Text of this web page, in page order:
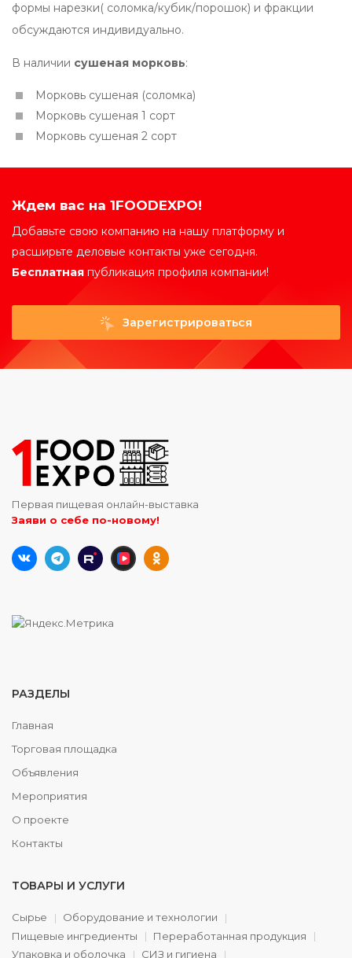
формы нарезки( соломка/кубик/порошок) и фракции
обсуждаются индивидуально.
В наличии сушеная морковь:
Морковь сушеная (соломка)
Морковь сушеная 1 сорт
Морковь сушеная 2 сорт
Ждем вас на 1FOODEXPO!
Добавьте свою компанию на нашу платформу и
расширьте деловые контакты уже сегодня.
Бесплатная публикация профиля компании!
Зарегистрироваться
Первая пищевая онлайн-выставка
Заяви о себе по-новому!
РАЗДЕЛЫ
Главная
Торговая площадка
Объявления
Мероприятия
О проекте
Контакты
ТОВАРЫ И УСЛУГИ
Сырье
Оборудование и технологии
Пищевые ингредиенты
Переработанная продукция
Упаковка и оболочка
СИЗ и гигиена